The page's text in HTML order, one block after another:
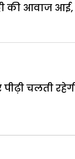
की आवाज
चलती